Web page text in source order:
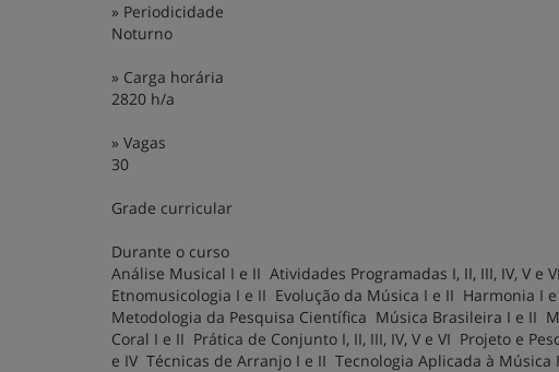
» Periodicidade
Noturno
» Carga horária
2820 h/a
» Vagas
30
Grade curricular
Durante o curso
Análise Musical I e II Atividades Programadas I, II, III, IV, V
Etnomusicologia I e II Evolução da Música I e II Harmonia I
Metodologia da Pesquisa Científica Música Brasileira I e II
Coral I e II Prática de Conjunto I, II, III, IV, V e VI Projeto e
e IV Técnicas de Arranjo I e II Tecnologia Aplicada à